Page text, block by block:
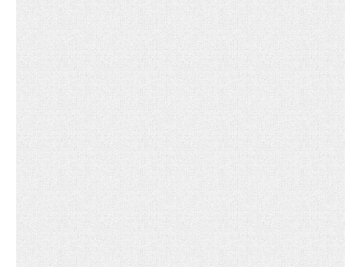
3x4.5m (3)
Arches (1)
3x6m (3)
Kit de côtés (2)
Lampes hallogènes chauffantes (1)
Lampes LED (1)